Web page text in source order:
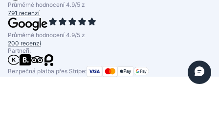
Průměrné hodnocení 4.9/5 z
791 recenzí
Průměrné hodnocení 4.9/5 z
200 recenzí
Partneři:
Bezpečná platba přes Stripe: